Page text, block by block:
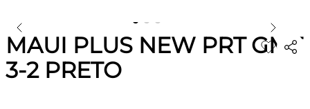
MAUI PLUS NEW PRT GMT
3-2 PRETO